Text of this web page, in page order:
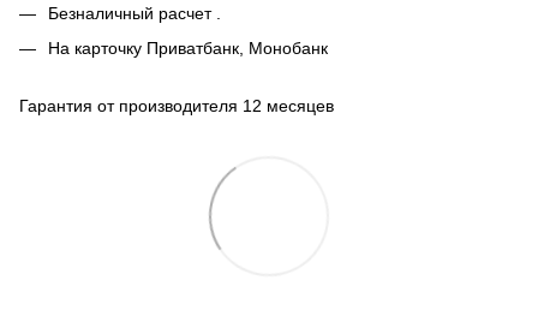
Безналичный расчет .
На карточку Приватбанк, Монобанк
Гарантия от производителя 12 месяцев